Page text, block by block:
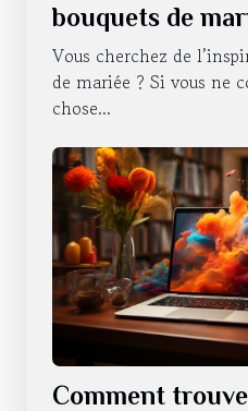
bouquets de
battre votre
de l'année
Vous cherchez de
de mariée ? Si vous ne
chose...
Comment